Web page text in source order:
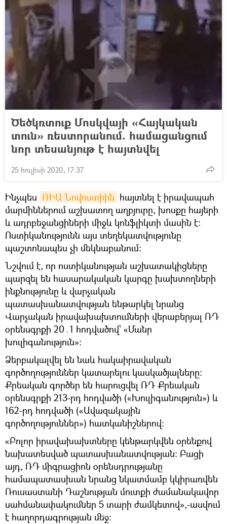
Ծեծկռտուք Մոսկվայի «Հայկական
տուն» ռեստորանում. համացանցում
նոր տեսանյութ է հայտնվել
25 հուլիսի 2020, 17:37
Ինչպես ՌԻԱ Նովոստիին հայտնել է իրավապահ
մարմիններում աշխատող աղբյուրը, խոսքը հայերի
և ադրբեջանցիների միջև կոնֆլիկտի մասին է։
Ոստիկանությունն այս տեղեկատվությունը
պաշտոնապես չի մեկնաբանում։
Նշվում է, որ ոստիկանության աշխատակիցները
պարզել են հասարակական կարգը խախտողների
ինքնությունը և վարչական
պատասխանատվության ենթարկել նրանց
Վարչական իրավախախտումների վերաբերյալ ՌԴ
օրենսգրքի 20․1 հոդվածով՝ «Մանր
խուլիգանություն»։
Ձերբակալվել են նաև հակաիրավական
գործողություններ կատարելու կասկածյալները։
Քրեական գործեր են հարուցվել ՌԴ Քրեական
օրենսգրքի 213-րդ հոդվածի («Խուլիգանություն») և
162-րդ հոդվածի («Ավազակային
գործողություններ») հատկանիշներով:
«Բոլոր իրավախախտները կենթարկվեն օրենքով
նախատեսված պատասխանատվության։ Բացի
այդ, ՌԴ միգրացիոն օրենսդրությանը
համապատասխան նրանց նկատմամբ կկիրառվեն
Ռուսաստանի Դաշնության մուտքի ժամանակավոր
սահմանափակումներ 5 տարի ժամկետով»,-ասվում
է հաղորդագրության մեջ։